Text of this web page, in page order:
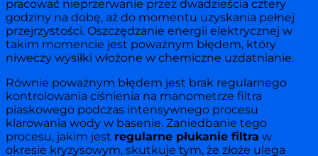
pracować nieprzerwanie przez dwadzieścia cztery
godziny na dobę, aż do momentu uzyskania pełnej
przejrzystości. Oszczędzanie energii elektrycznej w
takim momencie jest poważnym błędem, który
niweczy wysiłki włożone w chemiczne uzdatnianie.
Równie poważnym błędem jest brak regularnego
kontrolowania ciśnienia na manometrze filtra
piaskowego podczas intensywnego procesu
klarowania wody w basenie. Zaniedbanie tego
procesu, jakim jest regularne płukanie filtra w
okresie kryzysowym, skutkuje tym, że złoże ulega